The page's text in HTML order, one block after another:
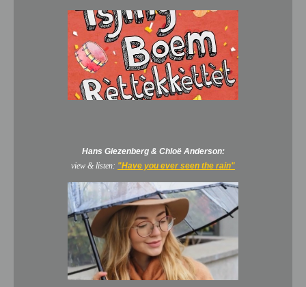
Hans Giezenberg & ChloëAnderson:
view & listen: "Have you ever seen the rain"